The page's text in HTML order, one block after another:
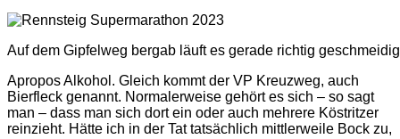
Auf dem Gipfelweg bergab läuft es gerade richtig
Apropos Alkohol. Gleich kommt der VP Kreuzweg, auch
Bierfleck genannt. Normalerweise gehört es sich – so sagt
man – dass man sich dort ein oder auch mehrere Köstritzer
reinzieht. Hätte ich in der Tat tatsächlich mittlerweile Bock zu,